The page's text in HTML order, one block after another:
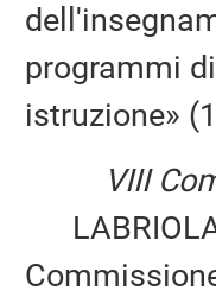
programmi
istruzione»
VIII